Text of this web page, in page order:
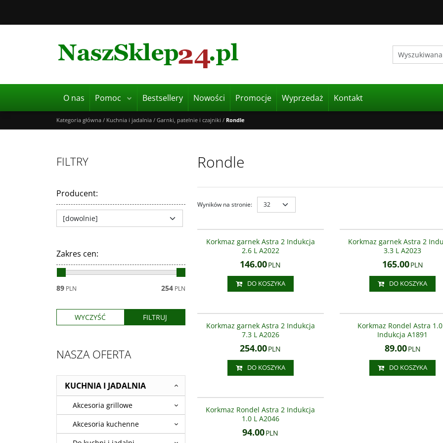
O nas Pomoc Bestsellery Nowości Promocje Wyprzedaż Kontakt
Kategoria główna / Kuchnia i jadalnia / Garnki, patelnie i czajniki / Rondle
Rondle
Wyników na stronie:
Opis produktu : Garnek ASTRA 2 firmy
KORKMAZ. Dane techniczne : materiał:
wysokogatunkowa stal nierdzewna 18/10
Korkmaz garnek Astra 2 Indukcja
2.6 L A2022
146.00PLN
DO KOSZYKA
Opis produktu : Garnek ASTRA 2 firmy
KORKMAZ. Dane techniczne : materiał:
wysokogatunkowa stal nierdzewna 18/
Korkmaz garnek Astra 2
3.3 L A2023
165.00PLN
DO KOSZYKA
Opis produktu : Garnek ASTRA 2 firmy
KORKMAZ. Dane techniczne : materiał:
wysokogatunkowa stal nierdzewna 18/10
Korkmaz garnek Astra 2 Indukcja
7.3 L A2026
254.00PLN
DO KOSZYKA
Opis produktu : Rondel ASTRA firmy
KORKMAZ. Dane techniczne : materiał:
wysokogatunkowa stal nierdzewna 18/
grube 3 warstwowe dno z powłoką
powierzchnia: polerowana na wysoki ...
Korkmaz Rondel Astra 1.0
Indukcja A1891
89.00PLN
DO KOSZYKA
Opis produktu : Rondel ASTRA 2 firmy
KORKMAZ. Dane techniczne : materiał:
wysokogatunkowa stal nierdzewna 18/10
Korkmaz Rondel Astra 2 Indukcja
1.0 L A2046
94.00PLN
FILTRY
Producent:
Zakres cen:
89 PLN 254 PLN
NASZA OFERTA
KUCHNIA I JADALNIA
Akcesoria grillowe
Akcesoria kuchenne